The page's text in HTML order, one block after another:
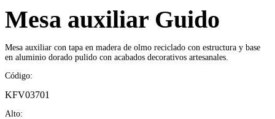
Mesa auxiliar Guido
Mesa auxiliar con tapa en madera de olmo reciclado con estructura y base
en aluminio dorado pulido con acabados decorativos artesanales.
Código:
KFV03701
Alto: